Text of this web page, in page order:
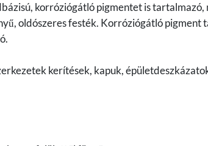
korróziógátló pigmentet is tartalmazó,
oldószeres festék. Korróziógátló pigment
kerítések, kapuk,